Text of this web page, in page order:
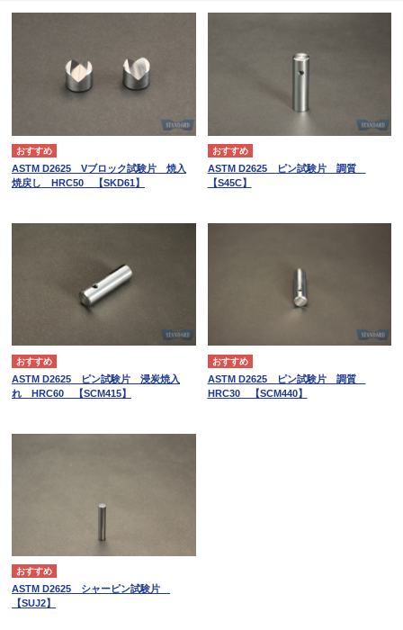
ASTM D2625 Vブロック試験片 焼入
焼戻し HRC50 【SKD61】
ASTM D2625 ピン試験片 調質
【S45C】
ASTM D2625 ピン試験片 浸炭焼入
れ HRC60 【SCM415】
ASTM D2625 ピン試験片 調質
HRC30 【SCM440】
ASTM D2625 シャーピン試験片
【SUJ2】